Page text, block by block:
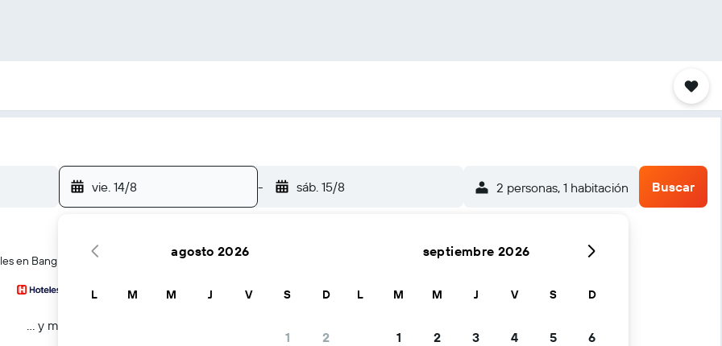
vie. 14/8 - sáb. 15/8 2 personas, 1 habitación Buscar
en Bang Pakong
… y más
agosto 2026
L M M J V S D
1 2
septiembre 2026
L M M J V S D
1 2 3 4 5 6